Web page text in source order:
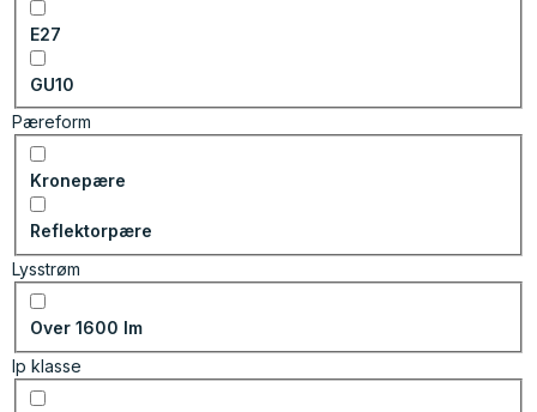
E27
GU10
Pæreform
Kronepære
Reflektorpære
Lysstrøm
Over 1600 lm
Ip klasse